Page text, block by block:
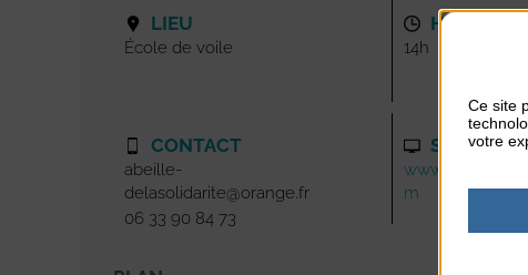
LIEU
École de voile
CONTACT
abeille-
delasolidarite@orange.fr
06 33 90 84 73
HORAIRES
14h
SITE
m
Ce site
votre